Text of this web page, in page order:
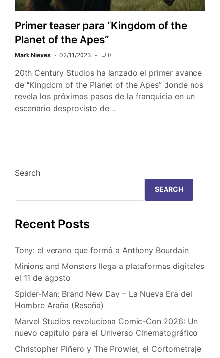
Primer teaser para “Kingdom of the
Planet of the Apes”
Mark Nieves 02/11/2023 0
20th Century Studios ha lanzado el primer avance
de “Kingdom of the Planet of the Apes” donde nos
revela los próximos pasos de la franquicia en un
escenario desprovisto de…
Search
SEARCH
Recent Posts
Tony: el verano que formó a Anthony Bourdain
Minions and Monsters llega a plataformas digitales
el 11 de agosto
Spider-Man: Brand New Day – La Nueva Era del
Hombre Araña (Reseña)
Marvel Studios revoluciona Comic-Con 2026: Un
nuevo capítulo para el Universo Cinematográfico
Christopher Piñero y The Prowler, el Cortometraje